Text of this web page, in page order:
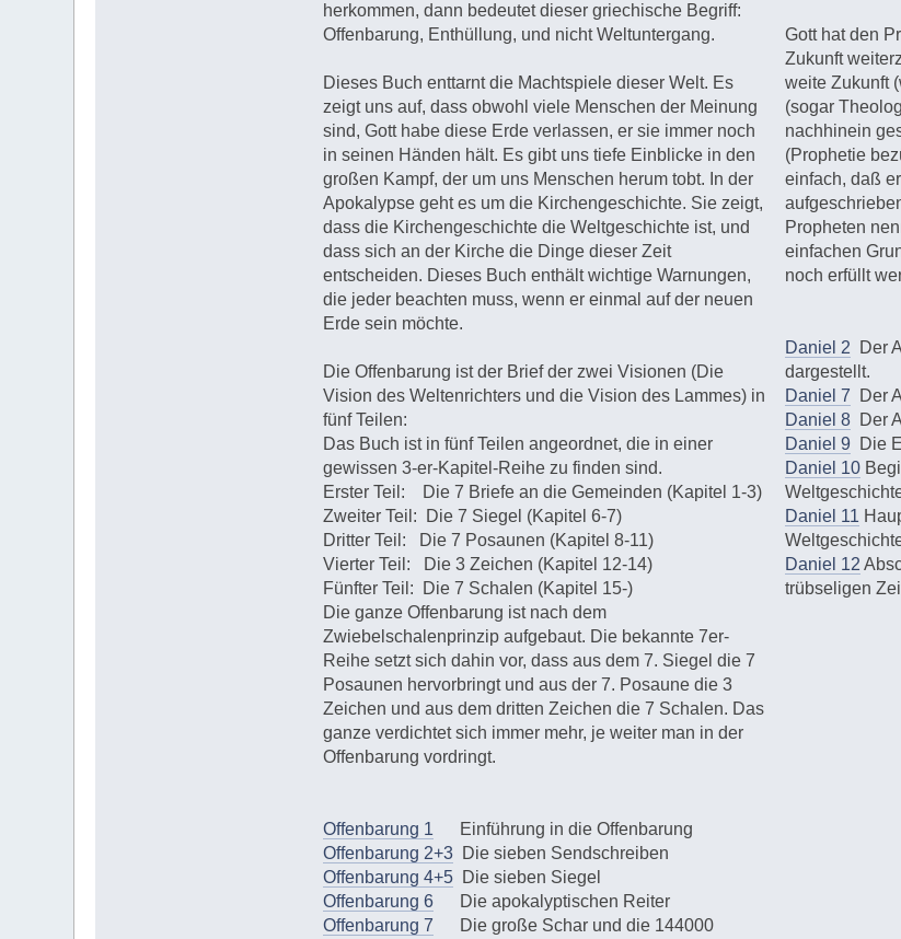
herkommen, dann bedeutet dieser griechische Begriff:
Offenbarung, Enthüllung, und nicht Weltuntergang.
Dieses Buch enttarnt die Machtspiele dieser Welt. Es
zeigt uns auf, dass obwohl viele Menschen der Meinung
sind, Gott habe diese Erde verlassen, er sie immer noch
in seinen Händen hält. Es gibt uns tiefe Einblicke in den
großen Kampf, der um uns Menschen herum tobt. In der
Apokalypse geht es um die Kirchengeschichte. Sie zeigt,
dass die Kirchengeschichte die Weltgeschichte ist, und
dass sich an der Kirche die Dinge dieser Zeit
entscheiden. Dieses Buch enthält wichtige Warnungen,
die jeder beachten muss, wenn er einmal auf der neuen
Erde sein möchte.
Die Offenbarung ist der Brief der zwei Visionen (Die
Vision des Weltenrichters und die Vision des Lammes) in
fünf Teilen:
Das Buch ist in fünf Teilen angeordnet, die in einer
gewissen 3-er-Kapitel-Reihe zu finden sind.
Erster Teil: Die 7 Briefe an die Gemeinden (Kapitel 1-3)
Zweiter Teil: Die 7 Siegel (Kapitel 6-7)
Dritter Teil: Die 7 Posaunen (Kapitel 8-11)
Vierter Teil: Die 3 Zeichen (Kapitel 12-14)
Fünfter Teil: Die 7 Schalen (Kapitel 15-)
Die ganze Offenbarung ist nach dem
Zwiebelschalenprinzip aufgebaut. Die bekannte 7er-
Reihe setzt sich dahin vor, dass aus dem 7. Siegel die 7
Posaunen hervorbringt und aus der 7. Posaune die 3
Zeichen und aus dem dritten Zeichen die 7 Schalen. Das
ganze verdichtet sich immer mehr, je weiter man in der
Offenbarung vordringt.
Offenbarung 1 Einführung in die Offenbarung
Offenbarung 2+3 Die sieben Sendschreiben
Offenbarung 4+5 Die sieben Siegel
Offenbarung 6 Die apokalyptischen Reiter
Offenbarung 7 Die große Schar und die 144000
Gott hat den
Zukunft
weite Zukunft
(sogar
nachhinein
(Prophetie
einfach, daß
Propheten
einfachen
noch erfüllt
Daniel 2 Der
dargestellt.
Daniel 7 Der
Daniel 8 Der
Daniel 9 Die
Daniel 10
Daniel 11
Daniel 12
trübseligen